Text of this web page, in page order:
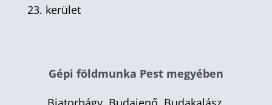
23. kerület
Gépi földmunka Pest megyében